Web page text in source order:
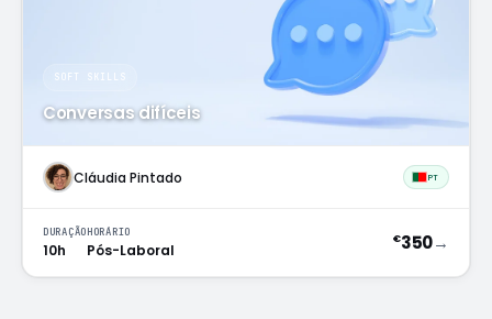
SOFT SKILLS
Conversas difíceis
Cláudia Pintado PT
DURAÇÃO
10h
HORÁRIO
Pós-Laboral
€350→